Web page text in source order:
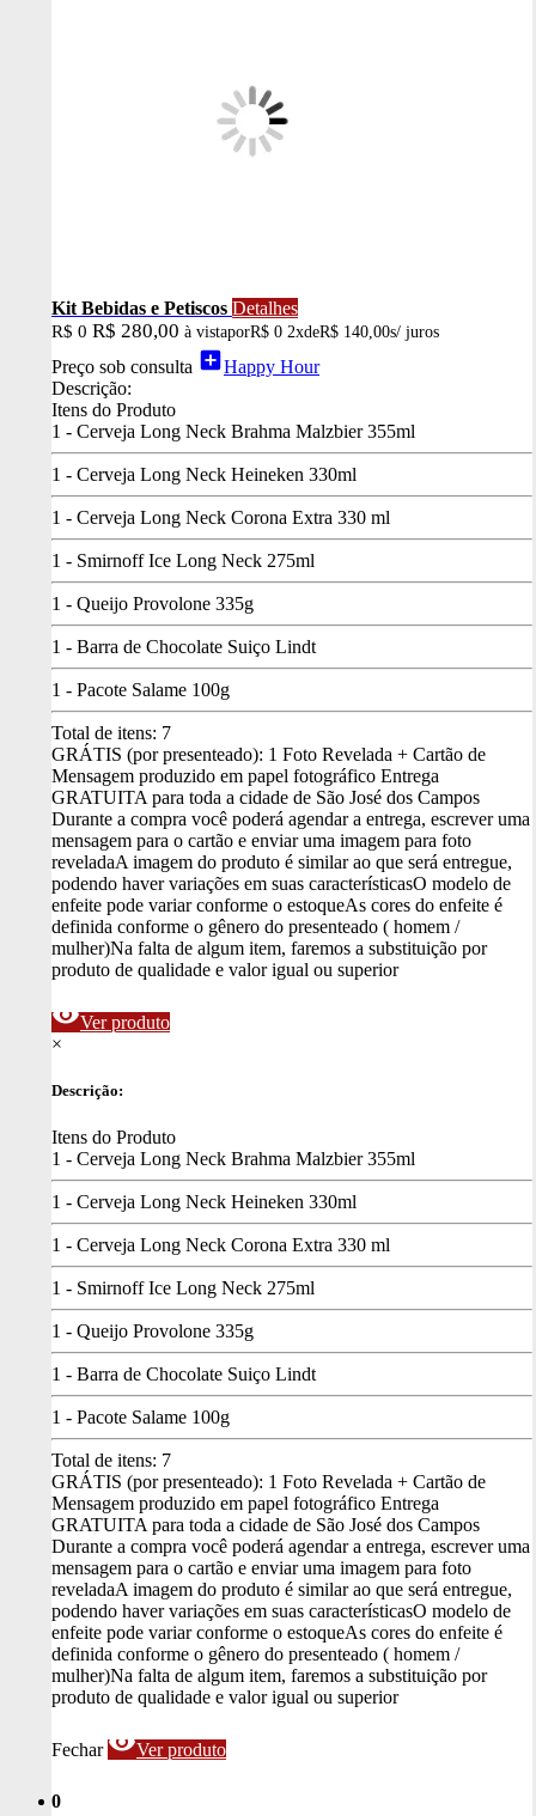
Kit Bebidas e Petiscos Detalhes
R$ 0 R$ 280,00 à vistaporR$ 0 2xdeR$ 140,00s/ juros
Preço sob consulta add_boxHappy Hour
Descrição:
Itens do Produto
1 - Cerveja Long Neck Brahma Malzbier 355ml
1 - Cerveja Long Neck Heineken 330ml
1 - Cerveja Long Neck Corona Extra 330 ml
1 - Smirnoff Ice Long Neck 275ml
1 - Queijo Provolone 335g
1 - Barra de Chocolate Suiço Lindt
1 - Pacote Salame 100g
Total de itens: 7
GRÁTIS (por presenteado): 1 Foto Revelada + Cartão de
Mensagem produzido em papel fotográfico Entrega
GRATUITA para toda a cidade de São José dos Campos
Durante a compra você poderá agendar a entrega, escrever uma
mensagem para o cartão e enviar uma imagem para foto
reveladaA imagem do produto é similar ao que será entregue,
podendo haver variações em suas característicasO modelo de
enfeite pode variar conforme o estoqueAs cores do enfeite é
definida conforme o gênero do presenteado ( homem /
mulher)Na falta de algum item, faremos a substituição por
produto de qualidade e valor igual ou superior
visibilityVer produto
×
Descrição:
Itens do Produto
1 - Cerveja Long Neck Brahma Malzbier 355ml
1 - Cerveja Long Neck Heineken 330ml
1 - Cerveja Long Neck Corona Extra 330 ml
1 - Smirnoff Ice Long Neck 275ml
1 - Queijo Provolone 335g
1 - Barra de Chocolate Suiço Lindt
1 - Pacote Salame 100g
Total de itens: 7
GRÁTIS (por presenteado): 1 Foto Revelada + Cartão de
Mensagem produzido em papel fotográfico Entrega
GRATUITA para toda a cidade de São José dos Campos
Durante a compra você poderá agendar a entrega, escrever uma
mensagem para o cartão e enviar uma imagem para foto
reveladaA imagem do produto é similar ao que será entregue,
podendo haver variações em suas característicasO modelo de
enfeite pode variar conforme o estoqueAs cores do enfeite é
definida conforme o gênero do presenteado ( homem /
mulher)Na falta de algum item, faremos a substituição por
produto de qualidade e valor igual ou superior
Fechar visibilityVer produto
0